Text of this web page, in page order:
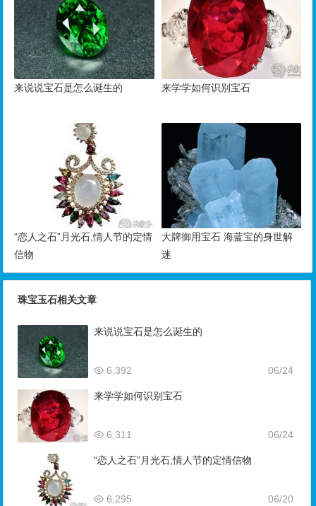
来说说宝石是怎么诞生的 来学学如何识别宝石
“恋人之石”月光石,情人节的定情
信物
大牌御用宝石 海蓝宝的身世解
迷
珠宝玉石相关文章
来说说宝石是怎么诞生的
06/24
6,392
来学学如何识别宝石
06/24
6,311
“恋人之石”月光石,情人节的定情信物
06/20
6,295